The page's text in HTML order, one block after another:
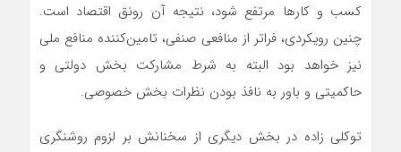
کسب و کارها مرتفع شود، نتیجه آن رونق اقتصاد است.
چنین رویکردی، فراتر از منافعی صنفی، تامین‌کننده منافع ملی
نیز خواهد بود البته به شرط مشارکت بخش دولتی و
حاکمیتی و باور به نافذ بودن نظرات بخش خصوصی.
توکلی زاده در بخش دیگری از سخنانش بر لزوم روشنگری